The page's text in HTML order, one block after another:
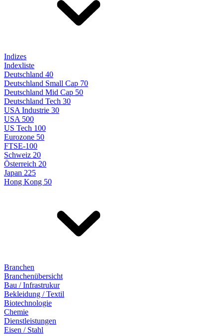
Indizes
Indexliste
Deutschland 40
Deutschland Small Cap 70
Deutschland Mid Cap 50
Deutschland Tech 30
USA Industrie 30
USA 500
US Tech 100
Eurozone 50
FTSE-100
Schweiz 20
Österreich 20
Japan 225
Hong Kong 50
Branchen
Branchenübersicht
Bau / Infrastrukur
Bekleidung / Textil
Biotechnologie
Chemie
Dienstleistungen
Eisen / Stahl